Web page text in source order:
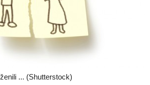
... (Shutterstock)